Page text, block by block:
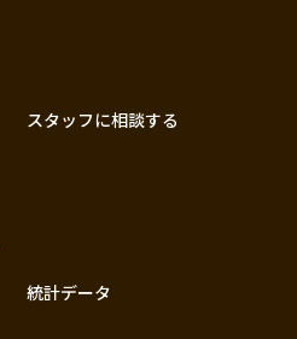
スタッフに相談する
統計データ